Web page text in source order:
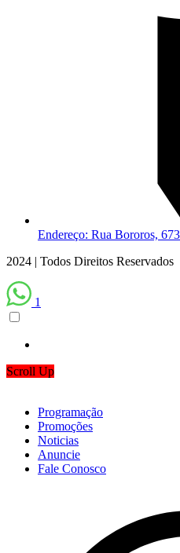
Endereço: Rua Bororos,
2024 | Todos Direitos Reservados
1
Scroll Up
Programação
Promoções
Noticias
Anuncie
Fale Conosco